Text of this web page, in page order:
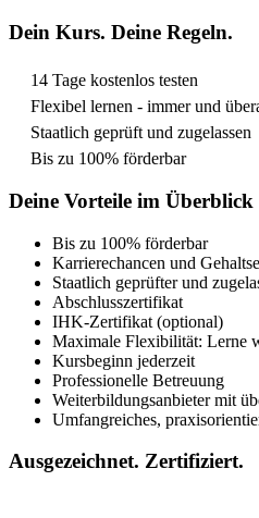
Dein Kurs. Deine Regeln.
14 Tage kostenlos testen
Flexibel lernen - immer und
Staatlich geprüft und zugelassen
Bis zu 100% förderbar
Deine Vorteile im Überblick
Bis zu 100% förderbar
Karrierechancen und
Staatlich geprüfter und
Abschlusszertifikat
IHK-Zertifikat (optional)
Maximale Flexibilität: Lerne
Kursbeginn jederzeit
Professionelle Betreuung
Weiterbildungsanbieter mit
Umfangreiches,
Ausgezeichnet. Zertifiziert.